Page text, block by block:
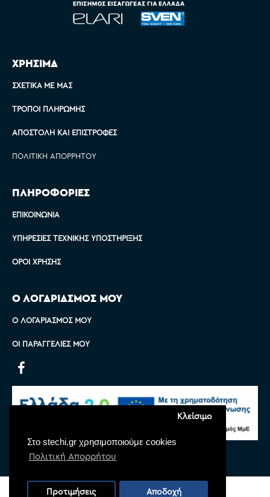
Στο stechi.gr χρησιμοποιούμε cookies
Πολιτική Απορρήτου
Κλείσιμο
Προτιμήσεις Αποδοχή
ΧΡΗΣΙΜΑ
ΣΧΕΤΙΚΆ ΜΕ ΜΑΣ
ΤΡΌΠΟΙ ΠΛΗΡΩΜΉΣ
ΑΠΟΣΤΟΛΉ ΚΑΙ ΕΠΙΣΤΡΟΦΈΣ
ΠΟΛΙΤΙΚΉ ΑΠΟΡΡΉΤΟΥ
ΠΛΗΡΟΦΟΡΙΕΣ
ΕΠΙΚΟΙΝΩΝΊΑ
ΥΠΗΡΕΣΊΕΣ ΤΕΧΝΙΚΉΣ ΥΠΟΣΤΉΡΙΞΗΣ
ΌΡΟΙ ΧΡΉΣΗΣ
Ο ΛΟΓΑΡΙΑΣΜΟΣ ΜΟΥ
Ο ΛΟΓΑΡΙΑΣΜΌΣ ΜΟΥ
ΟΙ ΠΑΡΑΓΓΕΛΊΕΣ ΜΟΥ
Copyright © 2022 Stechi, All Rights Reserved